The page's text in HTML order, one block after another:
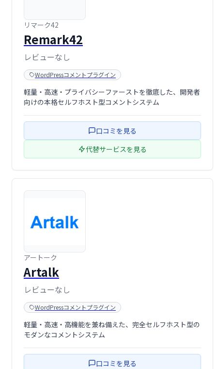
リマーク42
Remark42
レビューなし
WordPressコメントプラグイン
軽量・高速・プライバシーファーストを徹底した、開発者
向けの本格セルフホスト型コメントシステム
口コミを見る
代替サービスを見る
アートーク
Artalk
レビューなし
WordPressコメントプラグイン
軽量・高速・高機能を兼ね備えた、完全セルフホスト型の
モダンなコメントシステム
口コミを見る